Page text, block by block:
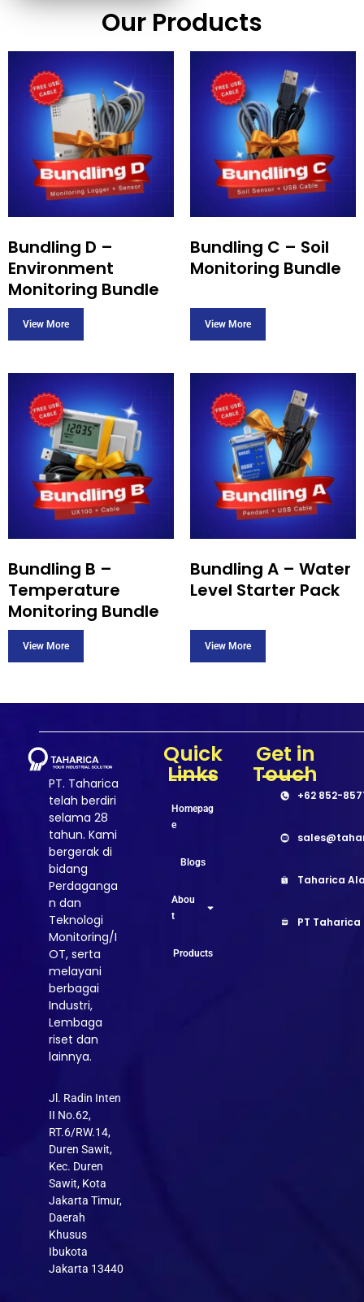
Our Products
Bundling D –
Environment
Monitoring Bundle
Bundling C – Soil
Monitoring Bundle
Bundling B –
Temperature
Monitoring Bundle
Bundling A – Water
Level Starter Pack
PT. Taharica
telah berdiri
selama 28
tahun. Kami
bergerak di
bidang
Perdaganga
n dan
Teknologi
Monitoring/I
OT, serta
melayani
berbagai
Industri,
Lembaga
riset dan
lainnya.
Jl. Radin Inten
II No.62,
RT.6/RW.14,
Duren Sawit,
Kec. Duren
Sawit, Kota
Jakarta Timur,
Daerah
Khusus
Ibukota
Jakarta 13440
Quick
Links
Homepag
e
Blogs
Abou
t
Products
Get in
Touch
+62 852-
Taharica
PT Taharica